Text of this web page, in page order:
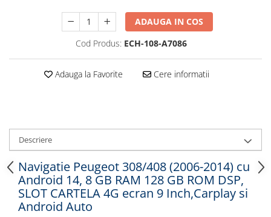
Navigatii Land Rover
Navigatii Iveco
Navigatii Chrysler
Navigatie universala
Navigatii 1 DIN
Navigatie GPS Portabil
Accesorii navigatii
CarPlay&Android Auto
ADAUGA IN COS
Cod Produs: ECH-108-A7086
Adauga la Favorite Cere informatii
Descriere
Navigatie Peugeot 308/408 (2006-2014) cu
Android 14, 8 GB RAM 128 GB ROM DSP,
SLOT CARTELA 4G ecran 9 Inch,Carplay si
Android Auto